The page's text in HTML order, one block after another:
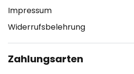
Impressum
Widerrufsbelehrung
Zahlungsarten